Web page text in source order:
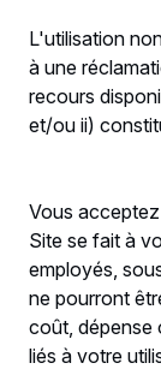
L'utilisation
à une
recours
et/ou ii)
Vous
Site se fait à
employés,
ne pourront
coût, dépense
liés à votre